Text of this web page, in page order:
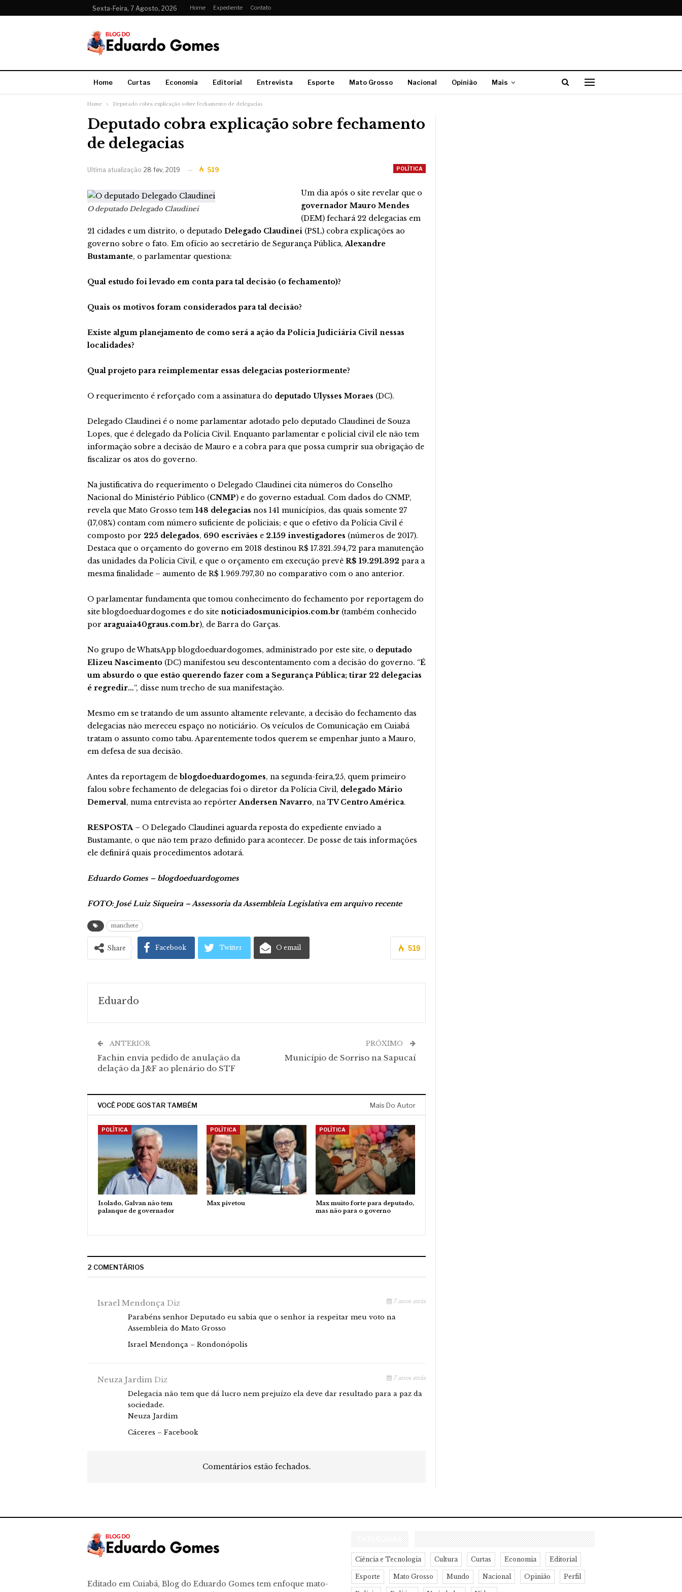
Sexta-Feira, 7 Agosto, 2026 Home Expediente Contato
Home Curtas Economia Editorial Entrevista Esporte Mato Grosso Nacional Opinião Mais
Home Deputado cobra explicação sobre fechamento de delegacias
Deputado cobra explicação sobre fechamento
de delegacias
POLÍTICA
Ultima atualização 28 fev, 2019 519
O deputado Delegado Claudinei
Um dia após o site revelar que o
governador Mauro Mendes
(DEM) fechará 22 delegacias em
21 cidades e um distrito, o deputado Delegado Claudinei (PSL) cobra explicações ao
governo sobre o fato. Em ofício ao secretário de Segurança Pública,Alexandre
Bustamante, o parlamentar questiona:
Qual estudo foi levado em conta para tal decisão (o fechamento)?
Quais os motivos foram considerados para tal decisão?
Existe algum planejamento de como será a ação da Polícia Judiciária Civil nessas
localidades?
Qual projeto para reimplementar essas delegacias posteriormente?
O requerimento é reforçado com a assinatura do deputado Ulysses Moraes (DC).
Delegado Claudinei é o nome parlamentar adotado pelo deputado Claudinei de Souza
Lopes, que é delegado da Polícia Civil. Enquanto parlamentar e policial civil ele não tem
informação sobre a decisão de Mauro e a cobra para que possa cumprir sua obrigação de
fiscalizar os atos do governo.
Na justificativa do requerimento o Delegado Claudinei cita números do Conselho
Nacional do Ministério Público (CNMP) e do governo estadual. Com dados do CNMP,
revela que Mato Grosso tem 148 delegacias nos 141 municípios, das quais somente 27
(17,08%) contam com número suficiente de policiais; e que o efetivo da Polícia Civil é
composto por 225 delegados, 690 escrivães e 2.159 investigadores (números de 2017).
Destaca que o orçamento do governo em 2018 destinou R$ 17.321.594,72 para manutenção
das unidades da Polícia Civil, e que o orçamento em execução prevê R$ 19.291.392 para a
mesma finalidade – aumento de R$ 1.969.797,30 no comparativo com o ano anterior.
O parlamentar fundamenta que tomou conhecimento do fechamento por reportagem do
site blogdoeduardogomes e do site noticiadosmunicipios.com.br (também conhecido
por araguaia40graus.com.br), de Barra do Garças.
No grupo de WhatsApp blogdoeduardogomes, administrado por este site, o deputado
Elizeu Nascimento (DC) manifestou seu descontentamento com a decisão do governo. “É
um absurdo o que estão querendo fazer com a Segurança Pública; tirar 22 delegacias
é regredir…“, disse num trecho de sua manifestação.
Mesmo em se tratando de um assunto altamente relevante, a decisão do fechamento das
delegacias não mereceu espaço no noticiário. Os veículos de Comunicação em Cuiabá
tratam o assunto como tabu. Aparentemente todos querem se empenhar junto a Mauro,
em defesa de sua decisão.
Antes da reportagem deblogdoeduardogomes, na segunda-feira,25, quem primeiro
falou sobre fechamento de delegacias foi o diretor da Polícia Civil, delegado Mário
Demerval, numa entrevista ao repórterAndersen Navarro, naTV Centro América.
RESPOSTA– O Delegado Claudinei aguarda reposta do expediente enviado a
Bustamante, o que não tem prazo definido para acontecer. De posse de tais informações
ele definirá quais procedimentos adotará.
Eduardo Gomes – blogdoeduardogomes
FOTO: José Luiz Siqueira – Assessoria da Assembleia Legislativa em arquivo recente
manchete
519
Share Facebook Twitter O email
Eduardo
ANTERIOR
Fachin envia pedido de anulação da
delação da J&F ao plenário do STF
PRÓXIMO
Município de Sorriso na Sapucaí
VOCÊ PODE GOSTAR TAMBÉM Mais Do Autor
POLÍTICA
Isolado, Galvan não tem
palanque de governador
POLÍTICA
Max pivetou
POLÍTICA
Max muito forte para deputado,
mas não para o governo
2 COMENTÁRIOS
Israel Mendonça Diz 7 anos atrás
Parabéns senhor Deputado eu sabia que o senhor ia respeitar meu voto na
Assembleia do Mato Grosso
Israel Mendonça – Rondonópolis
Neuza Jardim Diz 7 anos atrás
Delegacia não tem que dá lucro nem prejuízo ela deve dar resultado para a paz da
sociedade.
Neuza Jardim
Cáceres – Facebook
Comentários estão fechados.
Editado em Cuiabá, Blog do Eduardo Gomes tem enfoque mato-
CATEGORIAS
Ciência e Tecnologia Cultura Curtas Economia Editorial
Esporte Mato Grosso Mundo Nacional Opinião Perfil